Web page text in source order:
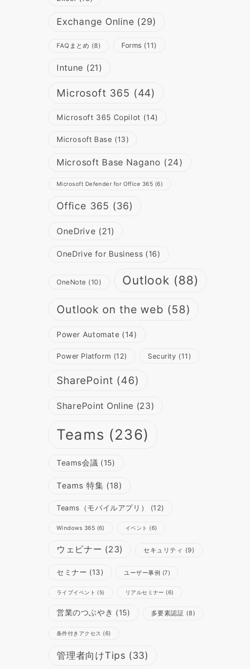
Exchange Online (29)
FAQまとめ (8) Forms (11)
Intune (21)
Microsoft 365 (44)
Microsoft 365 Copilot (14)
Microsoft Base (13)
Microsoft Base Nagano (24)
Microsoft Defender for Office 365 (6)
Office 365 (36)
OneDrive (21)
OneDrive for Business (16)
OneNote (10) Outlook (88)
Outlook on the web (58)
Power Automate (14)
Power Platform (12) Security (11)
SharePoint (46)
SharePoint Online (23)
Teams (236)
Teams会議 (15)
Teams 特集 (18)
Teams（モバイルアプリ） (12)
Windows 365 (6) イベント (6)
ウェビナー (23) セキュリティ (9)
セミナー (13) ユーザー事例 (7)
ライブイベント (5) リアルセミナー (6)
営業のつぶやき (15) 多要素認証 (8)
条件付きアクセス (6)
管理者向けTips (33)